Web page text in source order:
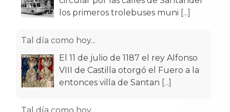
Tal día como hoy...
VIII de Castilla otorgó el Fuero a la
Tal día como hoy...
aeródromo de La Albericia el avión